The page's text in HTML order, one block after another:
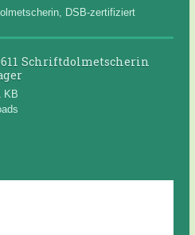
DSB-zertifiziert
Schriftdolmetscherin
KB